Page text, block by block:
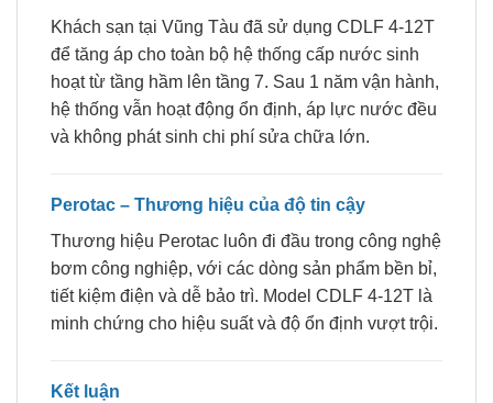
Khách sạn tại Vũng Tàu đã sử dụng CDLF 4-12T
để tăng áp cho toàn bộ hệ thống cấp nước sinh
hoạt từ tầng hầm lên tầng 7. Sau 1 năm vận hành,
hệ thống vẫn hoạt động ổn định, áp lực nước đều
và không phát sinh chi phí sửa chữa lớn.
Perotac – Thương hiệu của độ tin cậy
Thương hiệu Perotac luôn đi đầu trong công nghệ
bơm công nghiệp, với các dòng sản phẩm bền bỉ,
tiết kiệm điện và dễ bảo trì. Model CDLF 4-12T là
minh chứng cho hiệu suất và độ ổn định vượt trội.
Kết luận